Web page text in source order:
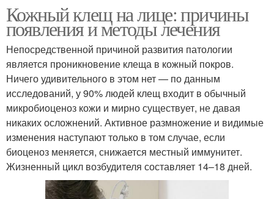
Кожный клещ на лице: причины
появления и методы лечения
Непосредственной причиной развития патологии
является проникновение клеща в кожный покров.
Ничего удивительного в этом нет — по данным
исследований, у 90% людей клещ входит в обычный
микробиоценоз кожи и мирно существует, не давая
никаких осложнений. Активное размножение и видимые
изменения наступают только в том случае, если
биоценоз меняется, снижается местный иммунитет.
Жизненный цикл возбудителя составляет 14–18 дней.